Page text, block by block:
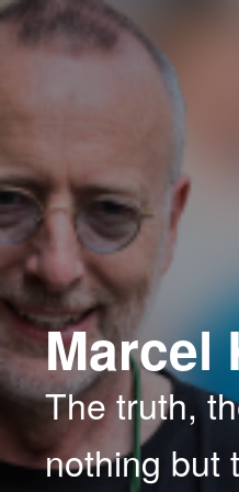
Spring
Marcel
The truth,
nothing but